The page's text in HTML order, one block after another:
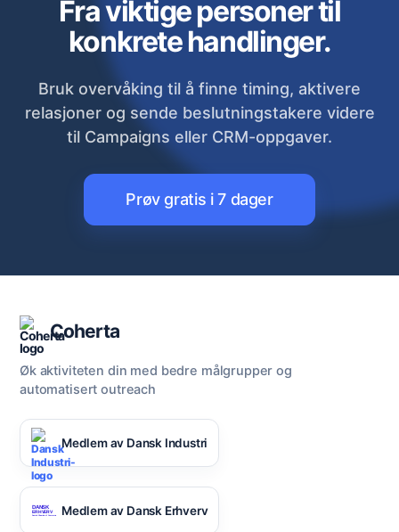
Fra viktige personer til
konkrete handlinger.
Bruk overvåking til å finne timing, aktivere
relasjoner og sende beslutningstakere videre
til Campaigns eller CRM-oppgaver.
Prøv gratis i 7 dager
Coherta
Øk aktiviteten din med bedre målgrupper og
automatisert outreach
Medlem av Dansk Industri
Medlem av Dansk Erhverv